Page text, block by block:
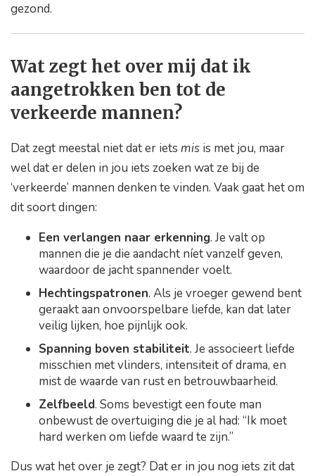
gezond.
Wat zegt het over mij dat ik
aangetrokken ben tot de
verkeerde mannen?
Dat zegt meestal niet dat er iets mis is met jou, maar
wel dat er delen in jou iets zoeken wat ze bij de
‘verkeerde’ mannen denken te vinden. Vaak gaat het om
dit soort dingen:
Een verlangen naar erkenning. Je valt op
mannen die je die aandacht níet vanzelf geven,
waardoor de jacht spannender voelt.
Hechtingspatronen. Als je vroeger gewend bent
geraakt aan onvoorspelbare liefde, kan dat later
veilig lijken, hoe pijnlijk ook.
Spanning boven stabiliteit. Je associeert liefde
misschien met vlinders, intensiteit of drama, en
mist de waarde van rust en betrouwbaarheid.
Zelfbeeld. Soms bevestigt een foute man
onbewust de overtuiging die je al had: “Ik moet
hard werken om liefde waard te zijn.”
Dus wat het over je zegt? Dat er in jou nog iets zit dat